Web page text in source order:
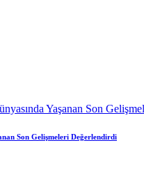
Son Gelişmeleri Değerlendirdi